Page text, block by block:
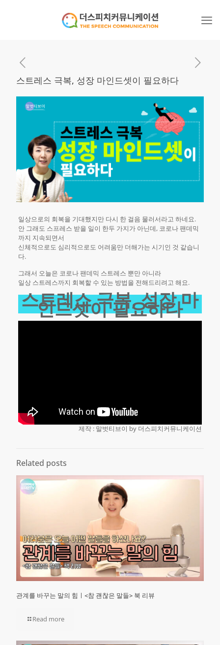
스트레스 극복, 성장 마인드셋이 필요하다
일상으로의 회복을 기대했지만 다시 한 걸음 물러서라고 하네요.
안 그래도 스프레스 받을 일이 한두 가지가 아닌데, 코로나 팬데믹
까지 지속되면서
신체적으로도 심리적으로도 어려움만 더해가는 시기인 것 같습니
다.
그래서 오늘은 코로나 팬데믹 스트레스 뿐만 아니라
일상 스트레스까지 회복할 수 있는 방법을 전해드리려고 해요.
스트레스 극복, 성장 마
인드셋이 필요하다
제작 : 말벗티브이 by 더스피치커뮤니케이션
Related posts
관계를 바꾸는 말의 힘ㅣ<참 괜찮은 말들> 북 리뷰
Read more